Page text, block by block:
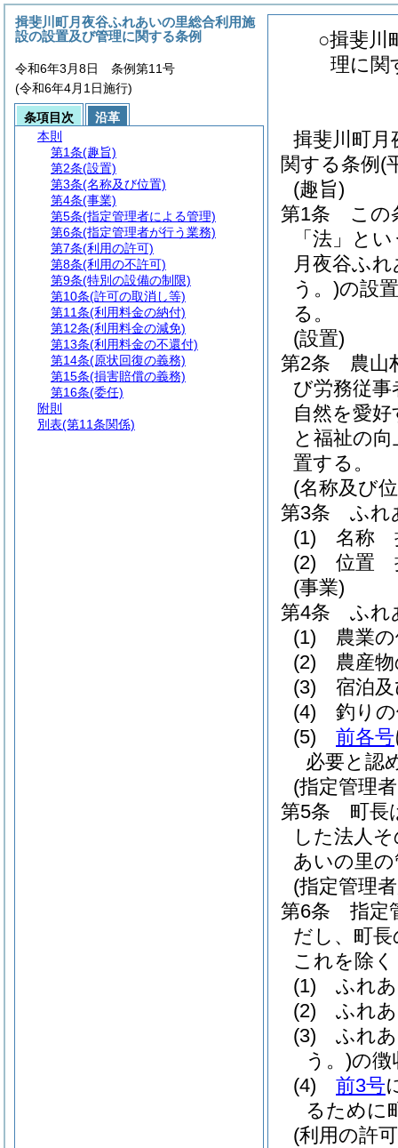
○揖斐川
理に関
揖斐川町
関する条例(
(趣旨)
第1条
この
「法」と
月夜谷ふ
う。)の設
る。
(設置)
第2条
農山
び労務従
自然を愛
と福祉の
置する。
(名称及び
第3条
ふれ
(1)
名称
(2)
位置
(事業)
第4条
ふれ
(1)
農業
(2)
農産
(3)
宿泊
(4)
釣り
(5)
前各号
必要と認
(指定管理
第5条
町長
した法人
あいの里
(指定管理
第6条
指定
だし、町
これを除
(1)
ふれ
(2)
ふれ
(3)
ふれ
う。)の徴
(4)
前3号
るために
(利用の許
揖斐川町月夜谷ふれあいの里総合利用施
設の設置及び管理に関する条例
令和6年3月8日 条例第11号
(令和6年4月1日施行)
条項目次
沿革
本則
第1条(趣旨)
第2条(設置)
第3条(名称及び位置)
第4条(事業)
第5条(指定管理者による管理)
第6条(指定管理者が行う業務)
第7条(利用の許可)
第8条(利用の不許可)
第9条(特別の設備の制限)
第10条(許可の取消し等)
第11条(利用料金の納付)
第12条(利用料金の減免)
第13条(利用料金の不還付)
第14条(原状回復の義務)
第15条(損害賠償の義務)
第16条(委任)
附則
別表(第11条関係)